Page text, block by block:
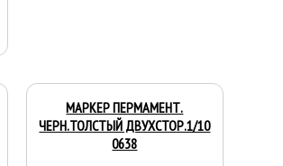
МАРКЕР ПЕРМАМЕНТ.
ЧЕРН.ТОЛСТЫЙ ДВУХСТОР.1/10
0638